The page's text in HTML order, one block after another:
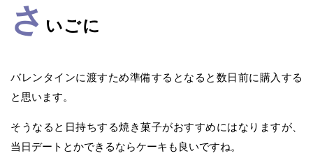
さ いごに
バレンタインに渡すため準備するとなると数日前に購入する
と思います。
そうなると日持ちする焼き菓子がおすすめにはなりますが、
当日デートとかできるならケーキも良いですね。